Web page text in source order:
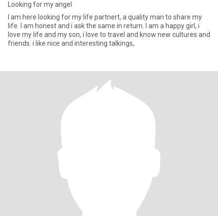
Looking for my angel
I am here looking for my life partnert, a quality man to share my
life. I am honest and i ask the same in return. I am a happy girl, i
love my life and my son, i love to travel and know new cultures and
friends. i like nice and interesting talkings,